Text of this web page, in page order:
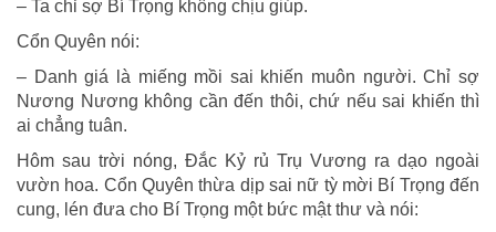
– Ta chỉ sợ Bí Trọng không chịu giúp.
Cổn Quyên nói:
– Danh giá là miếng mồi sai khiến muôn người. Chỉ sợ
Nương Nương không cần đến thôi, chứ nếu sai khiến thì
ai chẳng tuân.
Hôm sau trời nóng, Ðắc Kỷ rủ Trụ Vương ra dạo ngoài
vườn hoa. Cổn Quyên thừa dịp sai nữ tỳ mời Bí Trọng đến
cung, lén đưa cho Bí Trọng một bức mật thư và nói: